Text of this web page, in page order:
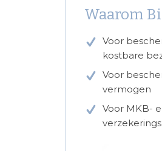
Waarom
Voor
kostbare
Voor
vermogen
Voor MKB-